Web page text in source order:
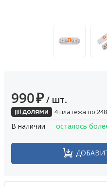
990₽ / шт.
4 платежа по 248
В наличии — осталось